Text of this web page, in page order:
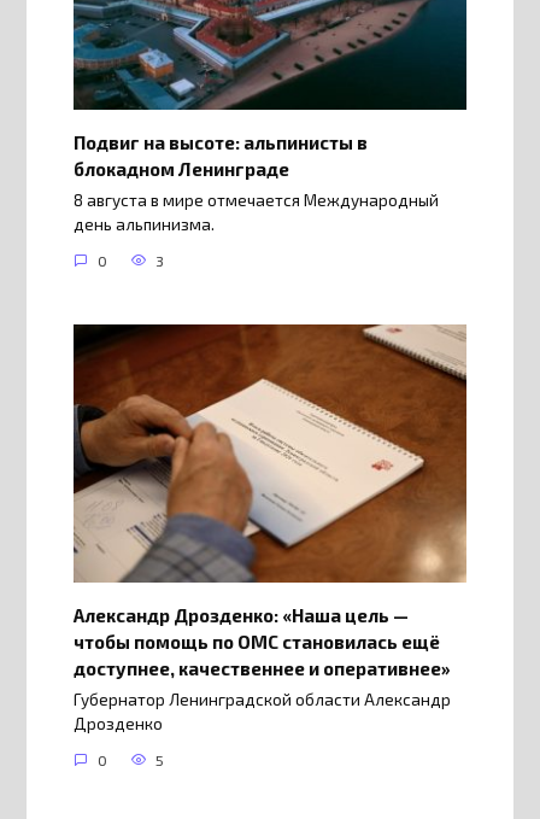
Подвиг на высоте: альпинисты в
блокадном Ленинграде
8 августа в мире отмечается Международный
день альпинизма.
0 3
Александр Дрозденко: «Наша цель —
чтобы помощь по ОМС становилась ещё
доступнее, качественнее и оперативнее»
Губернатор Ленинградской области Александр
Дрозденко
0 5